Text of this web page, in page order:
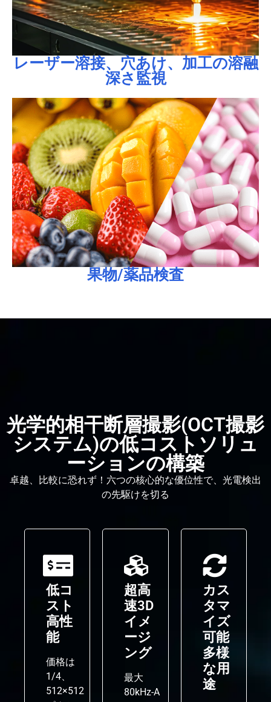
レーザー溶接、レーザー穴あけ、
レーザー加工の溶融深さ監視
レーザー溶接、穴あけ、加工の溶融
深さ監視
果物/薬品検査
1. 表面領域の監視：OQ LabScope 3.0は無害な近赤外
線-短波赤外線光源を採用し、果物の表皮数ミリメー
トルの深さまで生体組織や透明/半透明の材料を透過
して断層スキャン画像を取得できます。
カプセルOCT画像：カプセルの上下表面反射信号を鮮
明に識別し、正確な厚さ測定が可能です。
ソフトウェアには平均厚さ測定機能が備わっており、
カプセルの壁厚を自動で測定できます。
果物/薬品検査
光学的相干断層撮影(OCT撮影
システム)の低コストソリュ
ーションの構築
卓越、比較に恐れず！六つの核心的な優位性で、光電検出
の先駆けを切る
低コ
スト
高性
能
価格は
1/4、
512×512
超高
速3D
イメ
ージ
ング
最大
80kHz-A
カス
タマ
イズ
可能
多様
な用
途